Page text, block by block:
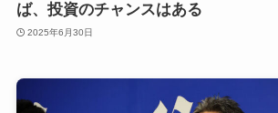
ば、投資のチャンスはある
2025年6月30日